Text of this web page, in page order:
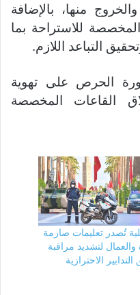
منها، بالإضافة
للاستراحة بما
التباعد اللازم.
الحرص على تهوية
القاعات المخصصة
تُصدر تعليمات صارمة
والعمال لتشديد مراقبة
الاحترازية